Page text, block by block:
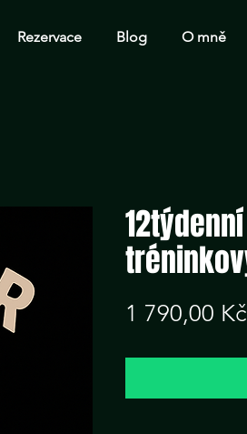
Rezervace Blog O mně
1 790,00 Kč